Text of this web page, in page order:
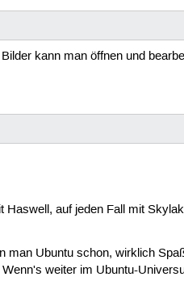
kann man öffnen und
auf jeden Fall mit
man Ubuntu schon, wirklich
weiter im Ubuntu-